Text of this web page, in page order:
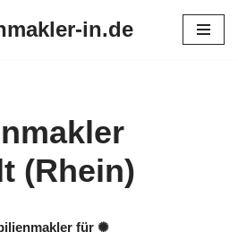
in.de
(Rhein)
für ✺